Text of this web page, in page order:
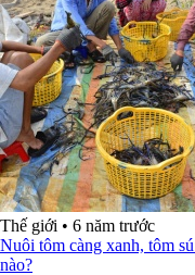
Thế giới • 6 năm trước
Nuôi tôm càng xanh, tôm
nào?